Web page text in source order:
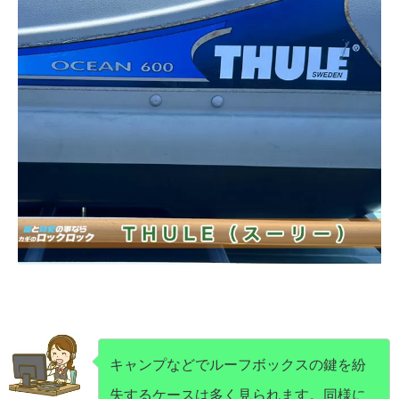
キャンプなどでルーフボックスの鍵を紛
失するケースは多く見られます。同様に